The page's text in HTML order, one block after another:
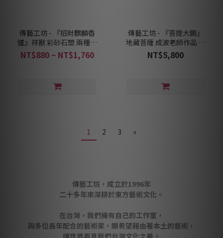
傳藝工坊 - 『招財麒麟香
爐』祥獸 彩砂石塑 兩種色
彩可選
NT$880 ~ NT$1,760
傳藝工坊 - 『菩提大願』
地藏菩薩 成波老師作品 地
藏王
NT$5,800
1 2 3 »
傳藝工坊，成立於1996年
二十多年來深耕於東方藝術文化。
在台灣，我們擁有自己的工作室，
與多位長年配合的藝術家，願希望藉由著本土的藝術，